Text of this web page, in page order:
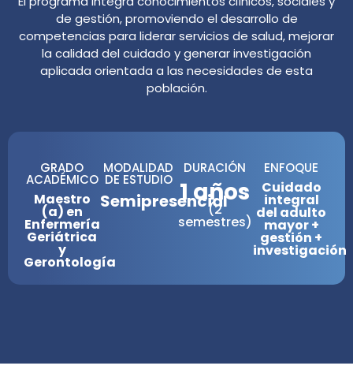
de gestión, promoviendo el desarrollo de
competencias para liderar servicios de salud, mejorar
la calidad del cuidado y generar investigación
aplicada orientada a las necesidades de esta
población.
GRADO
ACADÉMICO
Maestro
(a) en
Enfermería
Geriátrica
y
Gerontología
MODALIDAD
DE ESTUDIO
Semipresencial
DURACIÓN
1 años
(2
semestres)
ENFOQUE
Cuidado
integral
del adulto
mayor +
gestión +
investigación